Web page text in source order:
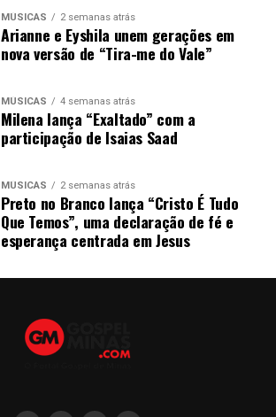
MÚSICAS 2 semanas atrás
Arianne e Eyshila unem gerações em
nova versão de “Tira-me do Vale”
MÚSICAS 4 semanas atrás
Milena lança “Exaltado” com a
participação de Isaias Saad
MÚSICAS 2 semanas atrás
Preto no Branco lança “Cristo É Tudo
Que Temos”, uma declaração de fé e
esperança centrada em Jesus